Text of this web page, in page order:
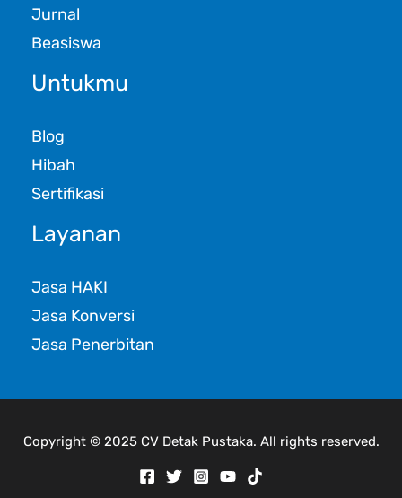
Jurnal
Beasiswa
Untukmu
Blog
Hibah
Sertifikasi
Layanan
Jasa HAKI
Jasa Konversi
Jasa Penerbitan
Copyright © 2025 CV Detak Pustaka. All rights reserved.